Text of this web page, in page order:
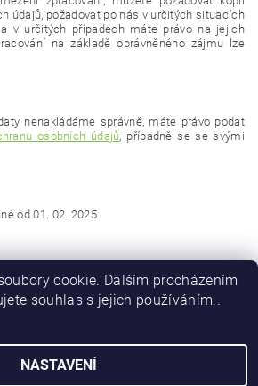
údajů, požadovat po nás v určitých situacích
v určitých případech máte právo na jejich
na základě oprávněného zájmu lze
nenakládáme správně, máte právo podat
osobních údajů, případně se se svými
od 01. 02. 2025
cookie. Dalším procházením
souhlas s jejich používáním..
NASTAVENÍ